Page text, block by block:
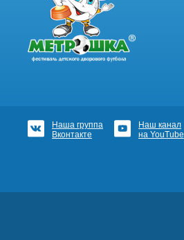
Наша группа
Вконтакте
Наш канал
на YouTube